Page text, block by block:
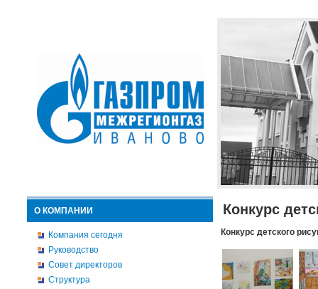
О КОМПАНИИ
Компания сегодня
Руководство
Совет директоров
Структура
Конкурс
Конкурс детского